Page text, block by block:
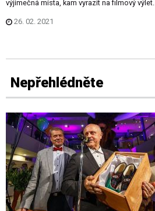
výjimečná místa, kam vyrazit na filmový výlet.
26. 02. 2021
Nepřehlédněte